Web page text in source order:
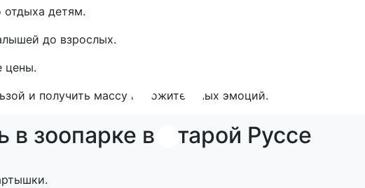
отдыха детям.
до взрослых.
цены.
и получить массу положительных эмоций.
зоопарке в Старой Руссе